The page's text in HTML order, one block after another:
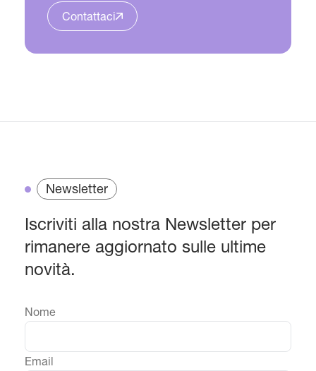
Contattaci
Newsletter
Iscriviti alla nostra Newsletter per
rimanere aggiornato sulle ultime
novità.
Nome
Email